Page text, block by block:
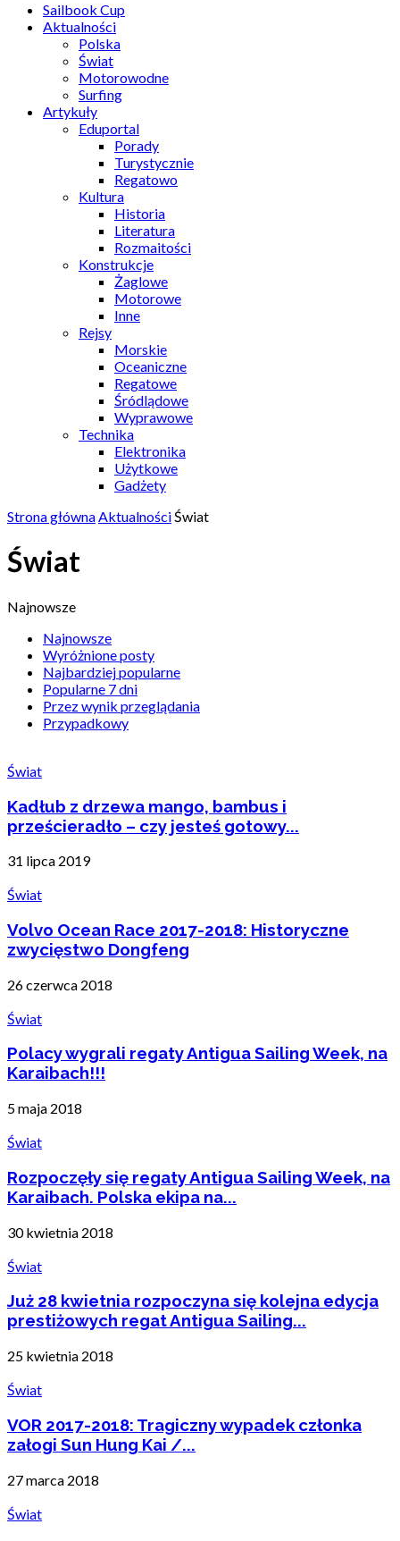
Sailbook Cup
Aktualności
Polska
Świat
Motorowodne
Surfing
Artykuły
Eduportal
Porady
Turystycznie
Regatowo
Kultura
Historia
Literatura
Rozmaitości
Konstrukcje
Żaglowe
Motorowe
Inne
Rejsy
Morskie
Oceaniczne
Regatowe
Śródlądowe
Wyprawowe
Technika
Elektronika
Użytkowe
Gadżety
Strona głównaAktualnościŚwiat
Świat
Najnowsze
Najnowsze
Wyróżnione posty
Najbardziej popularne
Popularne 7 dni
Przez wynik przeglądania
Przypadkowy
Świat
Kadłub z drzewa mango, bambus i
prześcieradło – czy jesteś gotowy...
31 lipca 2019
Świat
Volvo Ocean Race 2017-2018: Historyczne
zwycięstwo Dongfeng
26 czerwca 2018
Świat
Polacy wygrali regaty Antigua Sailing Week, na
Karaibach!!!
5 maja 2018
Świat
Rozpoczęły się regaty Antigua Sailing Week, na
Karaibach. Polska ekipa na...
30 kwietnia 2018
Świat
Już 28 kwietnia rozpoczyna się kolejna edycja
prestiżowych regat Antigua Sailing...
25 kwietnia 2018
Świat
VOR 2017-2018: Tragiczny wypadek członka
załogi Sun Hung Kai /...
27 marca 2018
Świat